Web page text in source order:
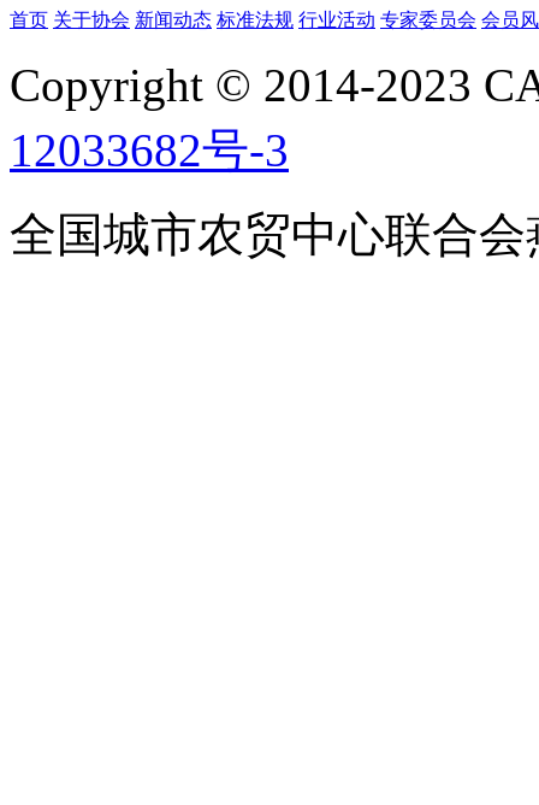
首页 关于协会 新闻动态 标准法规 行业活动 专家委员会 会员
Copyright © 2014-2023
12033682号-3
全国城市农贸中心联合